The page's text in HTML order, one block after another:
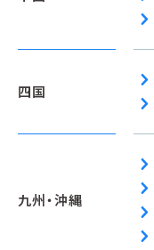
chevron_right
四国 chevron_right
chevron_right
九州・沖縄
chevron_right
chevron_right
chevron_right
chevron_right